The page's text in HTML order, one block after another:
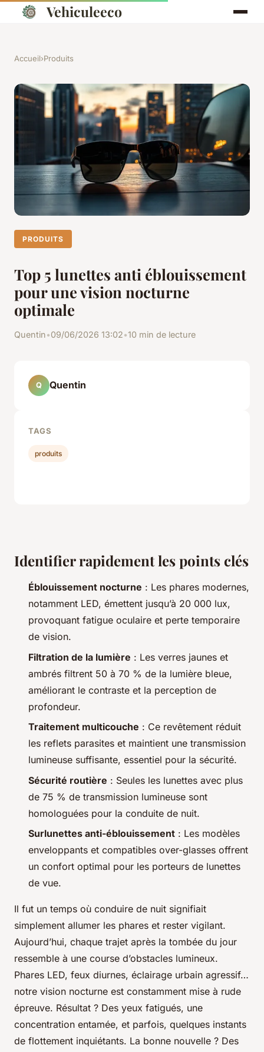
Vehiculeeco
Accueil›Produits
PRODUITS
Top 5 lunettes anti éblouissement
pour une vision nocturne
optimale
Quentin•09/06/2026 13:02•10 min de lecture
Identifier rapidement les points clés
Éblouissement nocturne : Les phares modernes,
notamment LED, émettent jusqu’à 20 000 lux,
provoquant fatigue oculaire et perte temporaire
de vision.
Filtration de la lumière : Les verres jaunes et
ambrés filtrent 50 à 70 % de la lumière bleue,
améliorant le contraste et la perception de
profondeur.
Traitement multicouche : Ce revêtement réduit
les reflets parasites et maintient une transmission
lumineuse suffisante, essentiel pour la sécurité.
Sécurité routière : Seules les lunettes avec plus
de 75 % de transmission lumineuse sont
homologuées pour la conduite de nuit.
Surlunettes anti-éblouissement : Les modèles
enveloppants et compatibles over-glasses offrent
un confort optimal pour les porteurs de lunettes
de vue.
Il fut un temps où conduire de nuit signifiait
simplement allumer les phares et rester vigilant.
Aujourd’hui, chaque trajet après la tombée du jour
ressemble à une course d’obstacles lumineux.
Phares LED, feux diurnes, éclairage urbain agressif…
notre vision nocturne est constamment mise à rude
épreuve. Résultat ? Des yeux fatigués, une
concentration entamée, et parfois, quelques instants
de flottement inquiétants. La bonne nouvelle ? Des
Q Quentin
TAGS
produits